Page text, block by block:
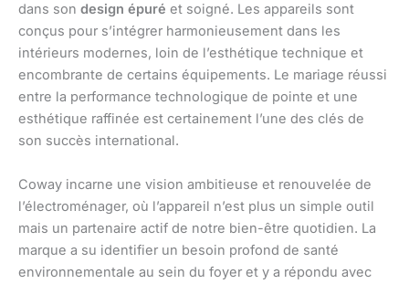
dans son design épuré et soigné. Les appareils sont
conçus pour s’intégrer harmonieusement dans les
intérieurs modernes, loin de l’esthétique technique et
encombrante de certains équipements. Le mariage réussi
entre la performance technologique de pointe et une
esthétique raffinée est certainement l’une des clés de
son succès international.
Coway incarne une vision ambitieuse et renouvelée de
l’électroménager, où l’appareil n’est plus un simple outil
mais un partenaire actif de notre bien-être quotidien. La
marque a su identifier un besoin profond de santé
environnementale au sein du foyer et y a répondu avec